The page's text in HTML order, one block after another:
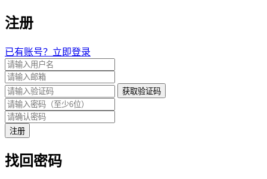
注册
已有账号？立即登录
获取验证码
注册
找回密码